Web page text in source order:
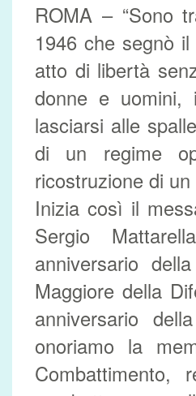
ROMA – “Sono
1946 che segnò
atto di libertà
donne e uomini,
lasciarsi alle
di un regime
ricostruzione di
Inizia così il
Sergio
anniversario
Maggiore della
anniversario
onoriamo la
Combattimento,